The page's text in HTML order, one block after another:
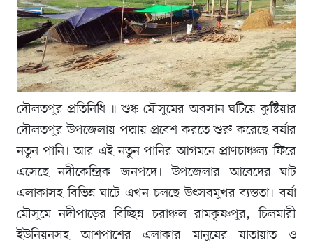
দৌলতপুর প্রতিনিধি ॥ শুষ্ক মৌসুমের অবসান ঘটিয়ে কুষ্টিয়ার
দৌলতপুর উপজেলায় পদ্মায় প্রবেশ করতে শুরু করেছে বর্ষার
নতুন পানি। আর এই নতুন পানির আগমনে প্রাণচাঞ্চল্য ফিরে
এসেছে নদীকেন্দ্রিক জনপদে। উপজেলার আবেদের ঘাট
এলাকাসহ বিভিন্ন ঘাটে এখন চলছে উৎসবমুখর ব্যস্ততা। বর্ষা
মৌসুমে নদীপাড়ের বিচ্ছিন্ন চরাঞ্চল রামকৃষ্ণপুর, চিলমারী
ইউনিয়নসহ আশপাশের এলাকার মানুষের যাতায়াত ও